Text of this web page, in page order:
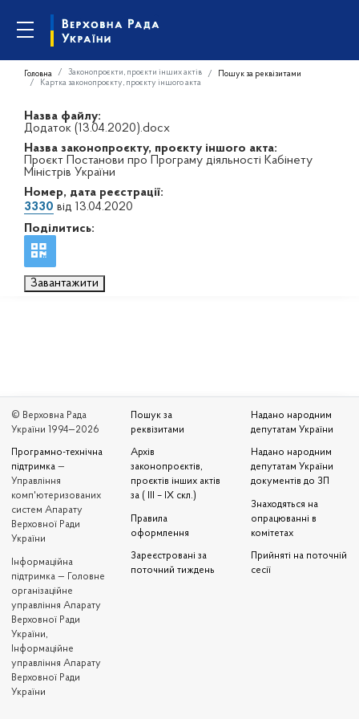
Головна Законопроєкти, проєкти інших актів
Пошук за реквізитами
Картка законопроєкту, проєкту іншого акта
Назва файлу:
Додаток (13.04.2020).docx
Назва законопроєкту, проєкту іншого акта:
Проєкт Постанови про Програму діяльності Кабінету
Міністрів України
Номер, дата реєстрації:
3330 від 13.04.2020
Поділитись:
Завантажити
© Верховна Рада
України 1994—2026
Програмно-технічна
підтримка —
Управління
комп'ютеризованих
систем Апарату
Верховної Ради
України
Iнформаційна
підтримка — Головне
організаційне
управління Апарату
Верховної Ради
України,
Інформаційне
управління Апарату
Верховної Ради
України
Пошук за
реквізитами
Архів
законопроєктів,
проєктів інших актів
за ( III – IX скл.)
Правила
оформлення
Зареєстровані за
поточний тиждень
Надано народним
депутатам України
Надано народним
депутатам України
документів до ЗП
Знаходяться на
опрацюванні в
комітетах
Прийняті на поточній
сесії